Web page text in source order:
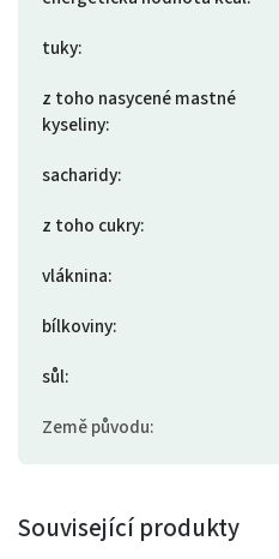
tuky:
z toho nasycené mastné
kyseliny:
sacharidy:
z toho cukry:
vláknina:
bílkoviny:
sůl:
Země původu:
Související produkty